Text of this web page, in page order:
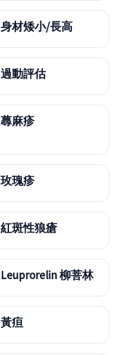
身材矮小/長高
過動評估
蕁麻疹
玫瑰疹
紅斑性狼瘡
Leuprorelin 柳菩林
黃疸